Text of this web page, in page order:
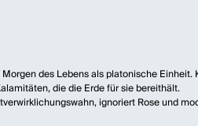
des Lebens als platonische
die die Erde für sie bereithält.
ignoriert Rose und